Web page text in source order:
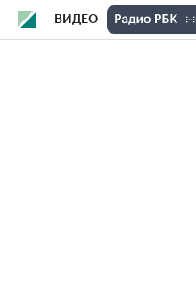
ВИДЕО